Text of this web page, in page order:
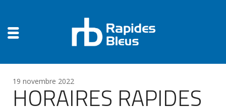
19 novembre 2022
HORAIRES RAPIDES